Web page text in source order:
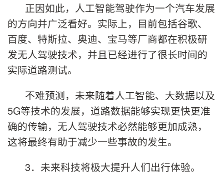
正因如此，人工智能驾驶作为一个汽车发展
的方向并广泛看好。实际上，目前包括谷歌、
百度、特斯拉、奥迪、宝马等厂商都在积极研
发无人驾驶技术，并且已经进行了很长时间的
实际道路测试。
不难预测，未来随着人工智能、大数据以及
5G等技术的发展，道路数据能够实现更快更准
确的传输，无人驾驶技术必然能够更加成熟，
这将最终有助于减少一些事故的发生。
3．未来科技将极大提升人们出行体验。